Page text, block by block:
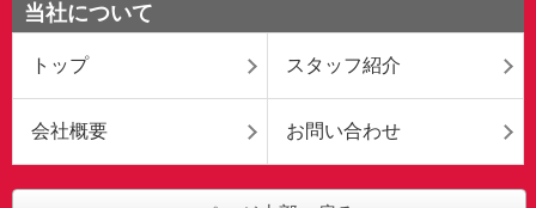
当社について
トップ スタッフ紹介
会社概要 お問い合わせ